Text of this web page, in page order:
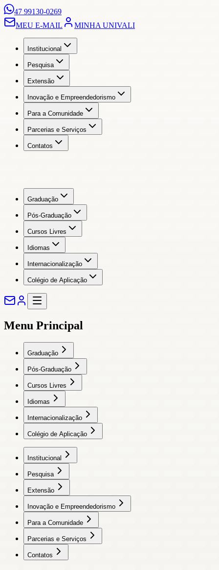
47 99130-0269
MEU E-MAIL
MINHA UNIVALI
Institucional
Pesquisa
Extensão
Inovação e Empreendedorismo
Para a Comunidade
Parcerias e Serviços
Contatos
Graduação
Pós-Graduação
Cursos Livres
Idiomas
Internacionalização
Colégio de Aplicação
Menu Principal
Graduação
Pós-Graduação
Cursos Livres
Idiomas
Internacionalização
Colégio de Aplicação
Institucional
Pesquisa
Extensão
Inovação e Empreendedorismo
Para a Comunidade
Parcerias e Serviços
Contatos